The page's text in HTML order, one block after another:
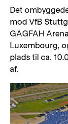
Det
mod VfB
GAGFAH
Luxembourg,
plads til ca.
af.